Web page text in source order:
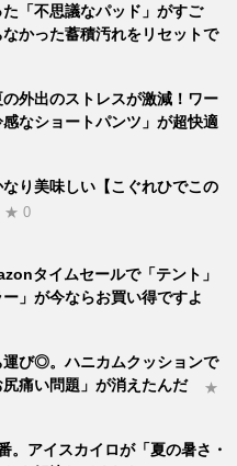
「不思議なパッド」がすご
かった蓄積汚れをリセットで
外出のストレスが激減！ワー
なショートパンツ」が超快適
り美味しい【こぐれひでこの
★ 0
タイムセールで「テント」
」が今ならお買い得ですよ
運び◎。ハニカムクッションで
尻痛い問題」が消えたんだ
★
。アイスカイロが「夏の暑さ・